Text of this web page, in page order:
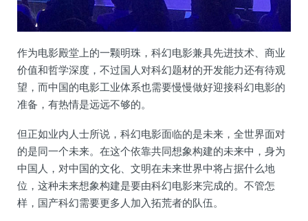
作为电影殿堂上的一颗明珠，科幻电影兼具先进技术、商业
价值和哲学深度，不过国人对科幻题材的开发能力还有待观
望，而中国的电影工业体系也需要慢慢做好迎接科幻电影的
准备，有热情是远远不够的。
但正如业内人士所说，科幻电影面临的是未来，全世界面对
的是同一个未来。在这个依靠共同想象构建的未来中，身为
中国人，对中国的文化、文明在未来世界中将占据什么地
位，这种未来想象构建是要由科幻电影来完成的。不管怎
样，国产科幻需要更多人加入拓荒者的队伍。